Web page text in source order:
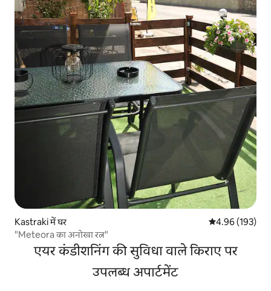
Kastraki में घर औसत रेटिंग 5 में से
4.96 (193)
"Meteora का अनोखा रत्न"
एयर कंडीशनिंग की सुविधा वाले किराए पर
उपलब्ध अपार्टमेंट